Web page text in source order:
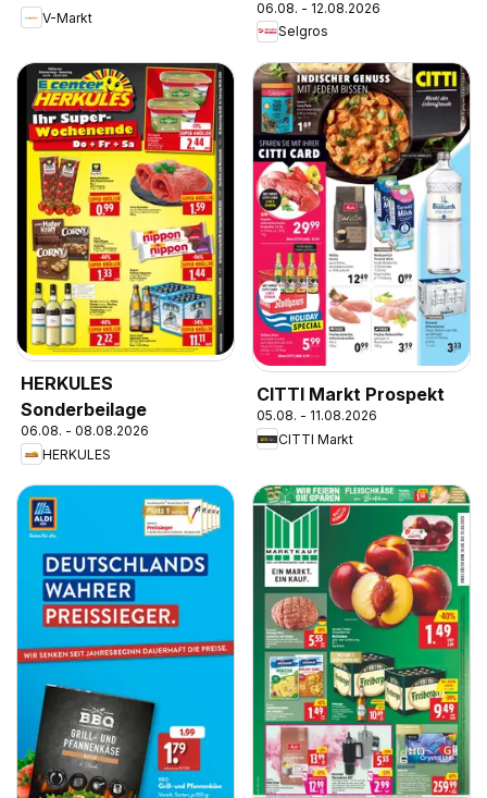
V-Markt
06.08. - 12.08.2026
Selgros
HERKULES
Sonderbeilage
06.08. - 08.08.2026
HERKULES
CITTI Markt Prospekt
05.08. - 11.08.2026
CITTI Markt